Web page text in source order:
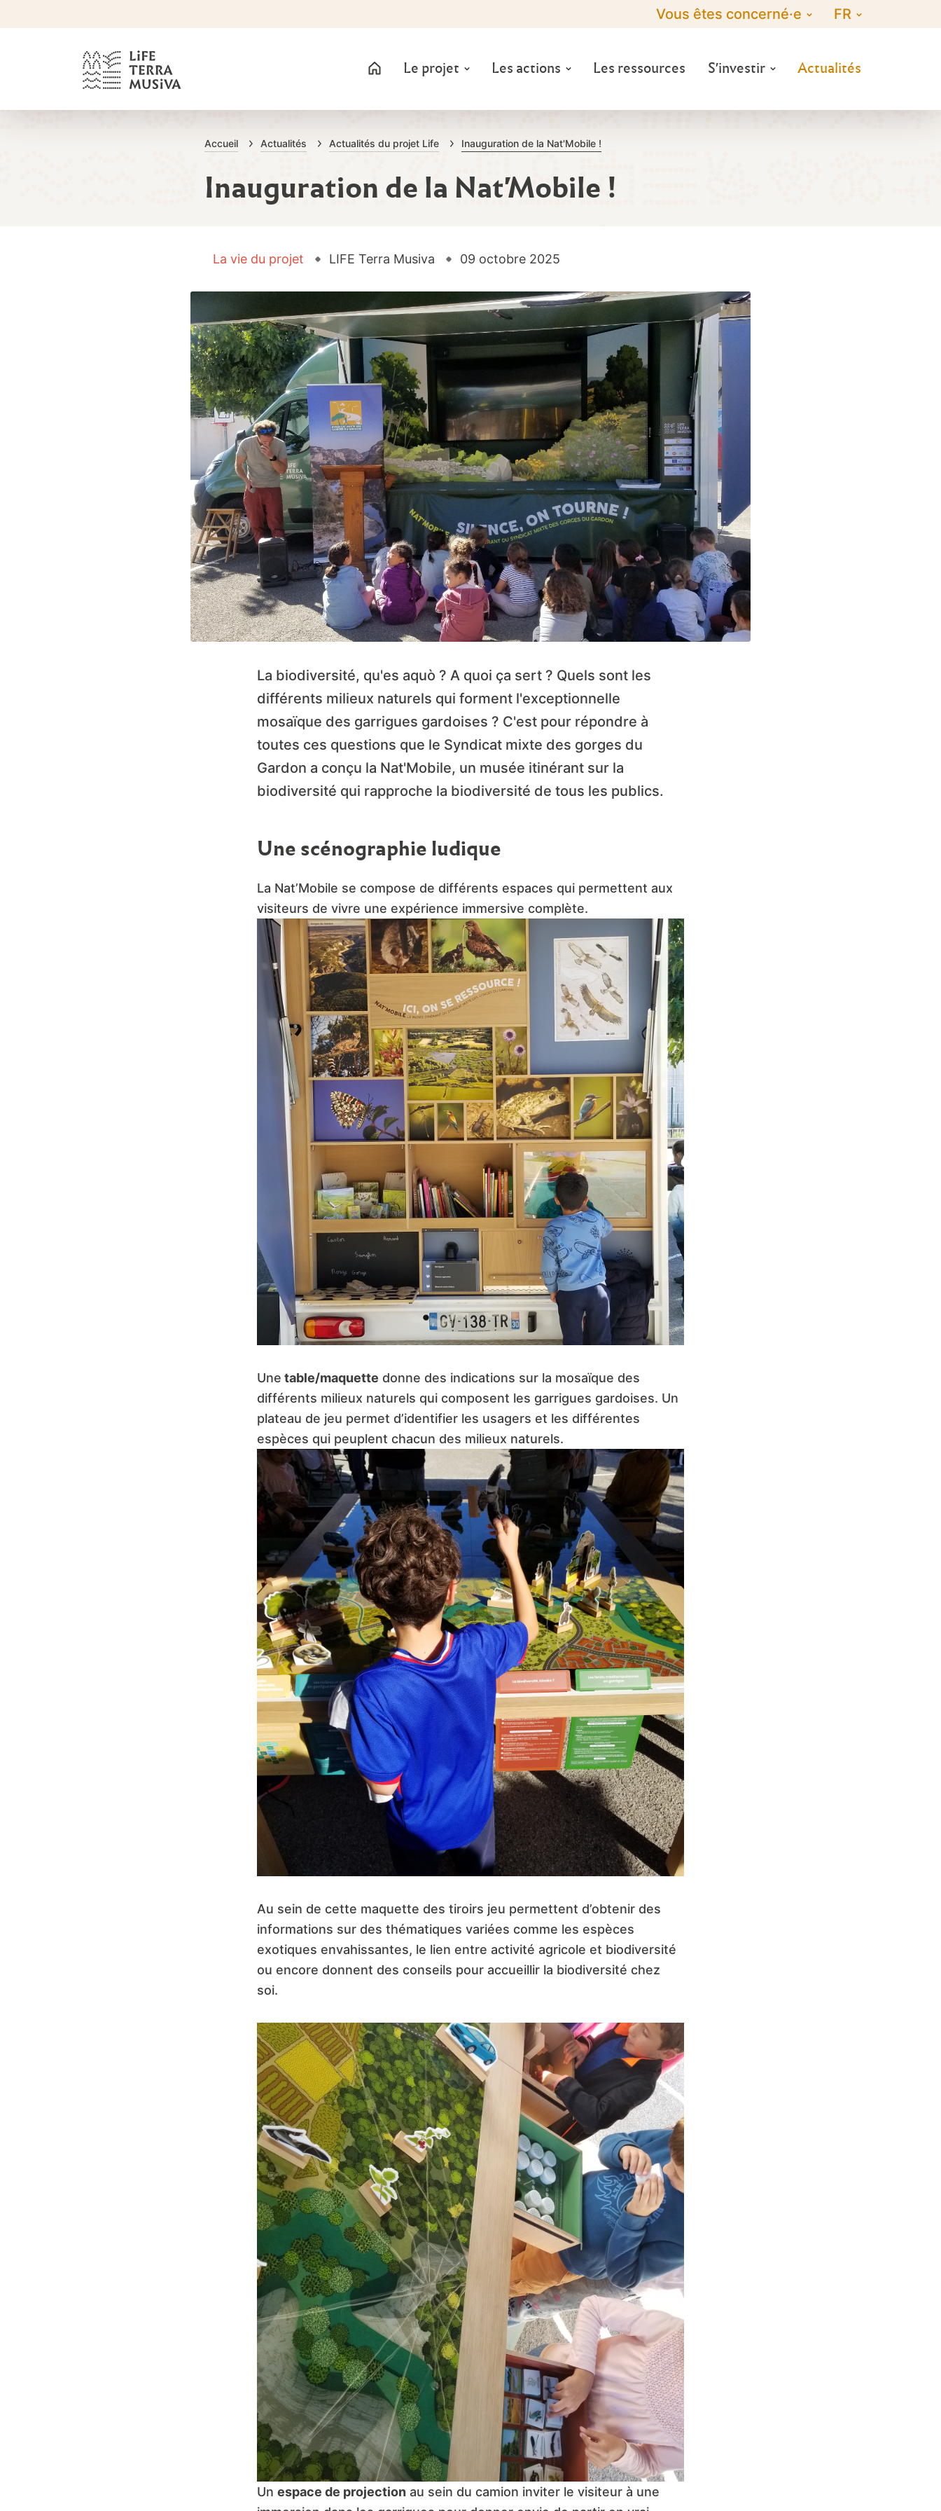
Vous êtes concerné·e FR
1
LIFE Terra Musiva
Le projet Les actions Les ressources S'investir Actualités
Accueil Actualités Actualités du projet Life Inauguration de la Nat'Mobile !
Inauguration de la Nat'Mobile !
La vie du projet LIFE Terra Musiva 09 octobre 2025
La biodiversité, qu'es aquò ? A quoi ça sert ? Quels sont les
différents milieux naturels qui forment l'exceptionnelle
mosaïque des garrigues gardoises ? C'est pour répondre à
toutes ces questions que le Syndicat mixte des gorges du
Gardon a conçu la Nat'Mobile, un musée itinérant sur la
biodiversité qui rapproche la biodiversité de tous les publics.
Une scénographie ludique
La Nat’Mobile se compose de différents espaces qui permettent aux
visiteurs de vivre une expérience immersive complète.
Une table/maquette donne des indications sur la mosaïque des
différents milieux naturels qui composent les garrigues gardoises. Un
plateau de jeu permet d’identifier les usagers et les différentes
espèces qui peuplent chacun des milieux naturels.
Au sein de cette maquette des tiroirs jeu permettent d’obtenir des
informations sur des thématiques variées comme les espèces
exotiques envahissantes, le lien entre activité agricole et biodiversité
ou encore donnent des conseils pour accueillir la biodiversité chez
soi.
Unespace de projection au sein du camion inviter le visiteur à une